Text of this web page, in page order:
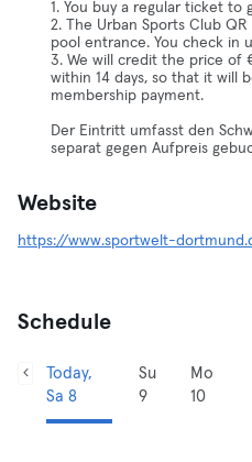
1. You buy a regular ticket to
2. The Urban Sports Club
pool entrance. You check in
3. We will credit the price of
within 14 days, so that it will
membership payment.
Der Eintritt umfasst den
separat gegen Aufpreis
Website
https://www.sportwelt-
Schedule
Today,
Sa 8
Su
9
Mo
10